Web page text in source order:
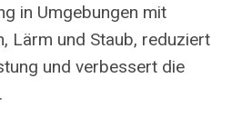
in Umgebungen mit
Lärm und Staub, reduziert
und verbessert die